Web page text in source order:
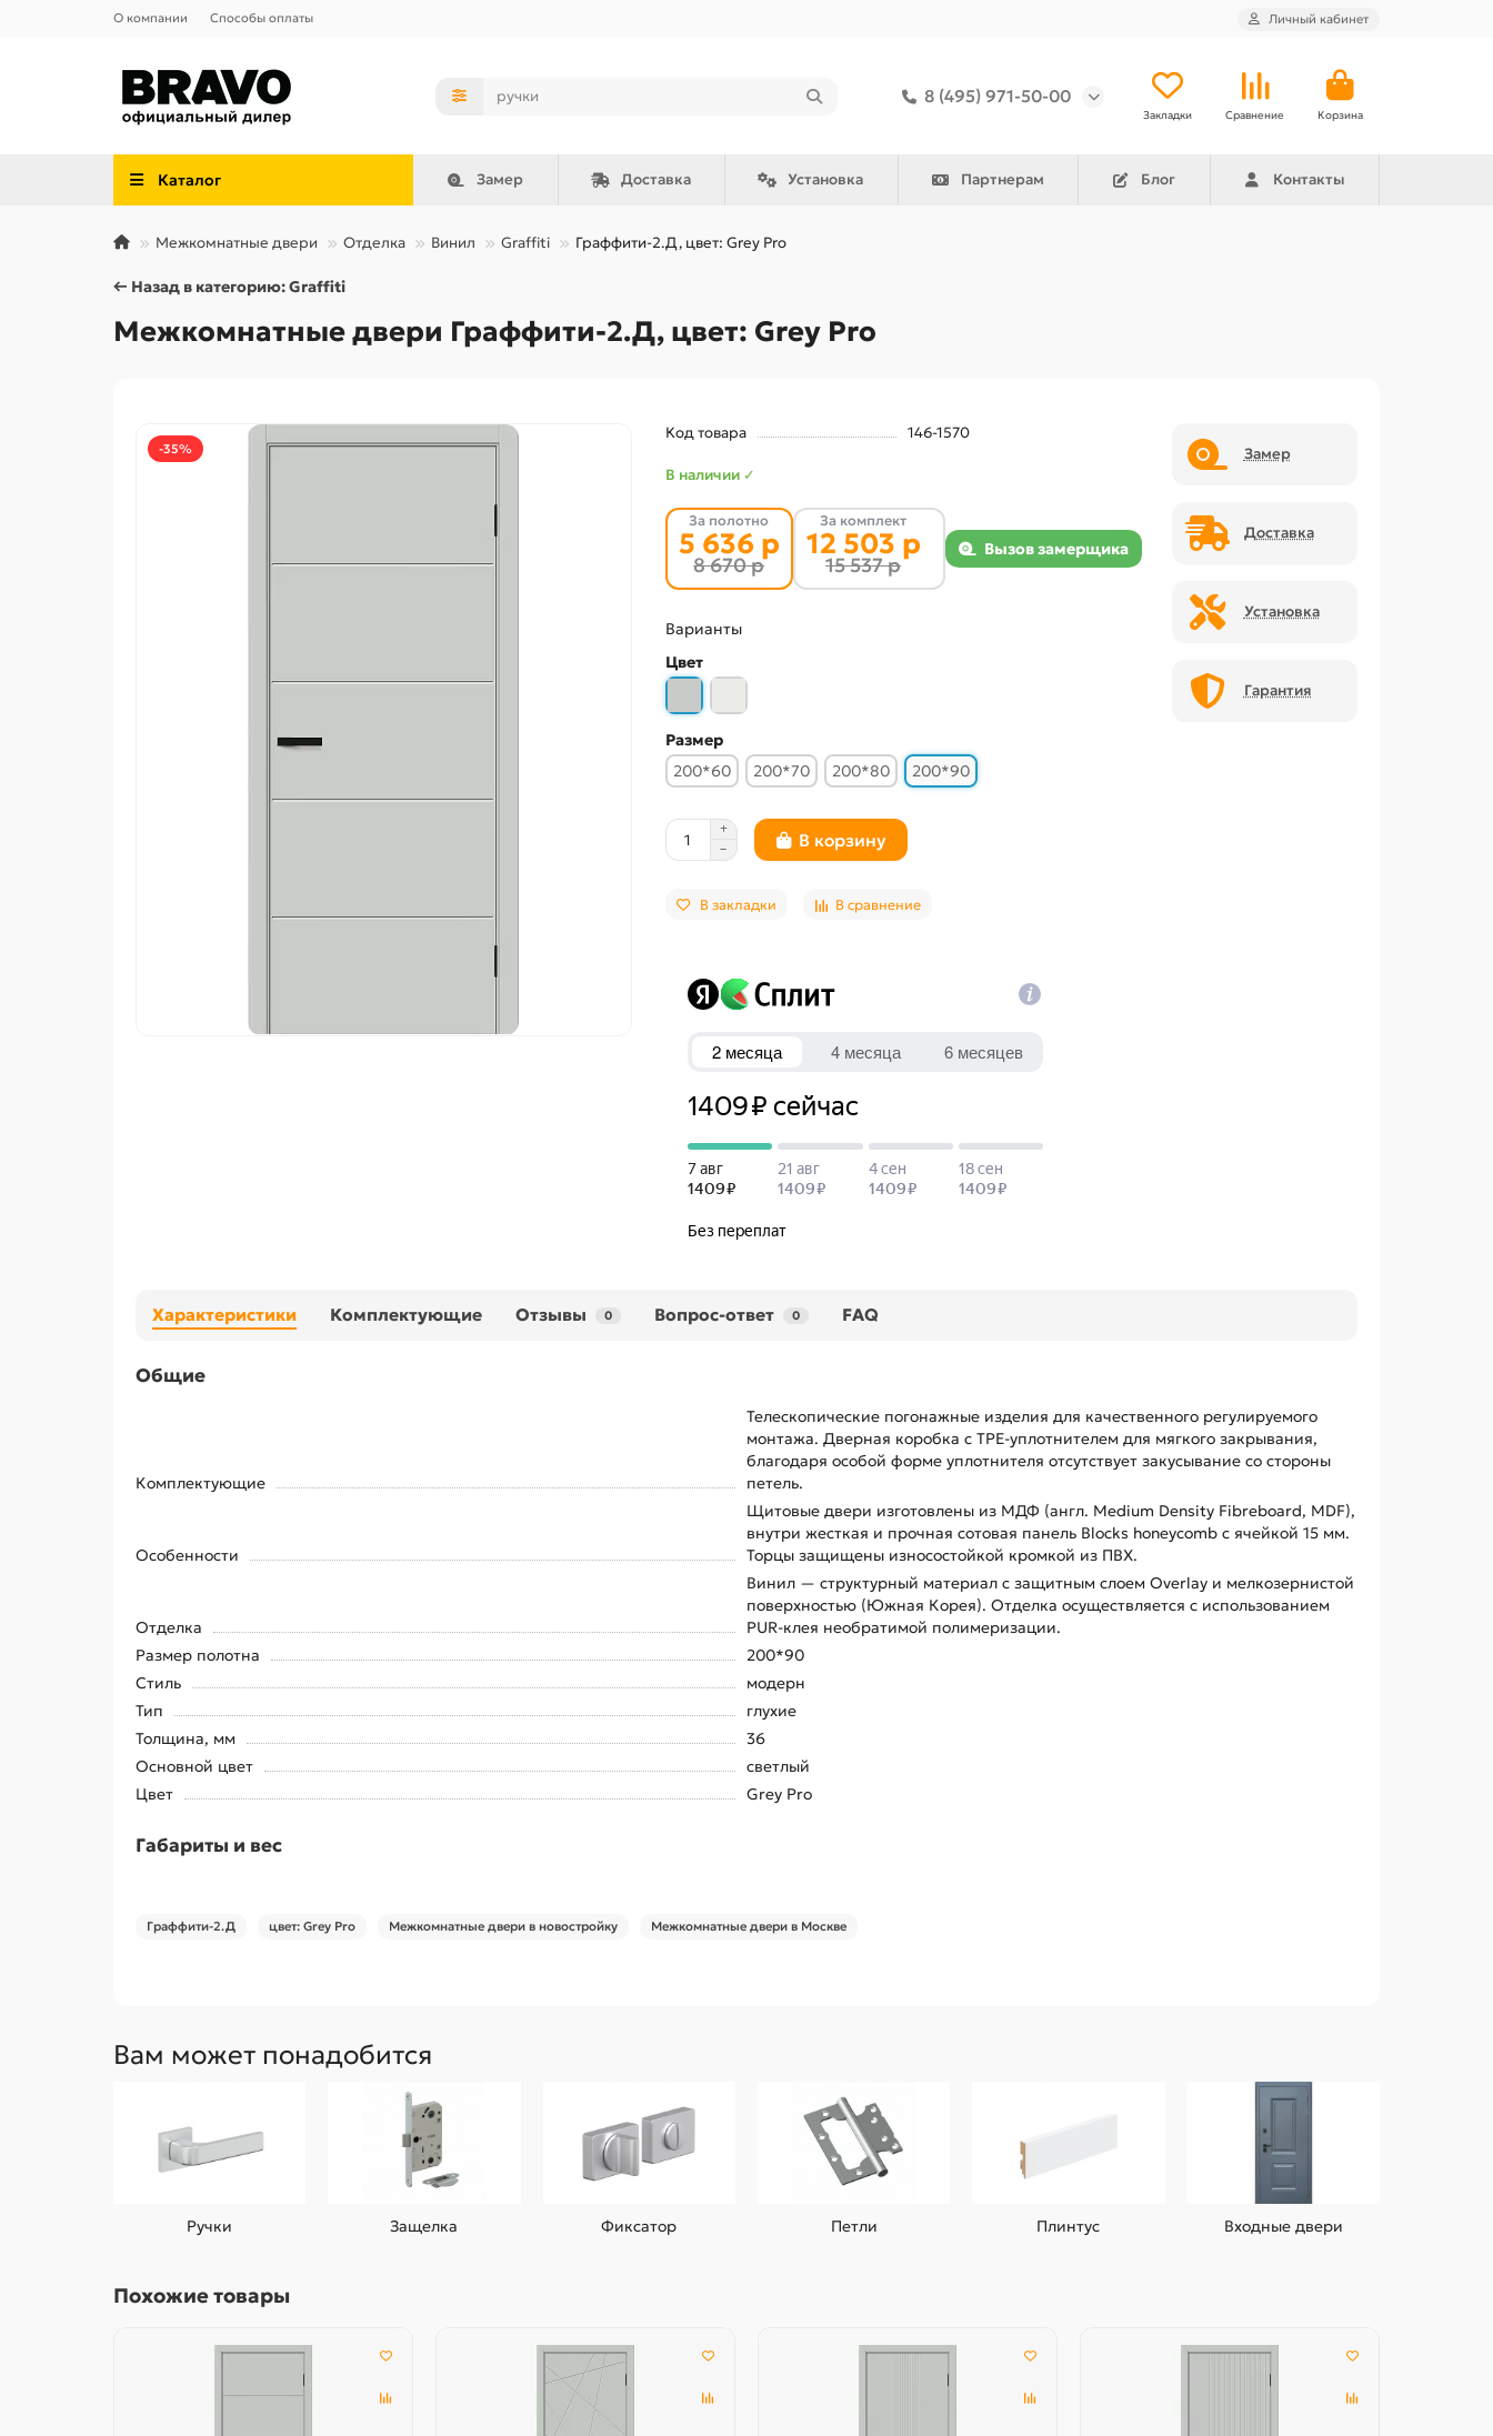
О компании Способы оплаты Личный кабинет
8 (495) 971-50-00
Закладки Сравнение Корзина
Каталог Замер Доставка Установка Партнерам Блог Контакты
Межкомнатные двери Отделка Винил Graffiti Граффити-2.Д, цвет: Grey Pro
← Назад в категорию: Graffiti
Межкомнатные двери Граффити-2.Д, цвет: Grey Pro
-35%
Код товара 146-1570
В наличии ✓
За полотно
8 670 р
5 636 р
За комплект
15 537 р
12 503 р Вызов замерщика
Варианты
Цвет
Размер
200*60
200*70 200*80 200*90
В корзину
В закладки В сравнение
Замер
Доставка
Установка
Гарантия
Характеристики Комплектующие Отзывы 0 Вопрос-ответ 0 FAQ
Общие
Комплектующие
Телескопические погонажные изделия для качественного регулируемого
монтажа. Дверная коробка с TPE-уплотнителем для мягкого закрывания,
благодаря особой форме уплотнителя отсутствует закусывание со стороны
петель.
Особенности
Щитовые двери изготовлены из МДФ (англ. Medium Density Fibreboard, MDF),
внутри жесткая и прочная сотовая панель Blocks honeycomb с ячейкой 15 мм.
Торцы защищены износостойкой кромкой из ПВХ.
Отделка
Винил — структурный материал с защитным слоем Overlay и мелкозернистой
поверхностью (Южная Корея). Отделка осуществляется с использованием
PUR-клея необратимой полимеризации.
Размер полотна
200*90
Стиль
модерн
Тип
глухие
Толщина, мм
36
Основной цвет
светлый
Цвет
Grey Pro
Габариты и вес
Граффити-2.Д цвет: Grey Pro Межкомнатные двери в новостройку Межкомнатные двери в Москве
Вам может понадобится
Ручки Защелка Фиксатор Петли Плинтус Входные двери
Похожие товары